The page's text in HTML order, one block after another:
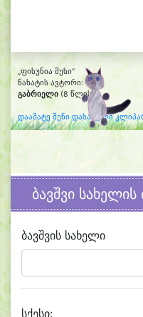
„ფისუნია მუსი“
ნახატის ავტორი:
გაბრიელი (8 წლის)
დაამატე შენი დახატული
ბავშვი სახელის
ბავშვის სახელი
სქესი: